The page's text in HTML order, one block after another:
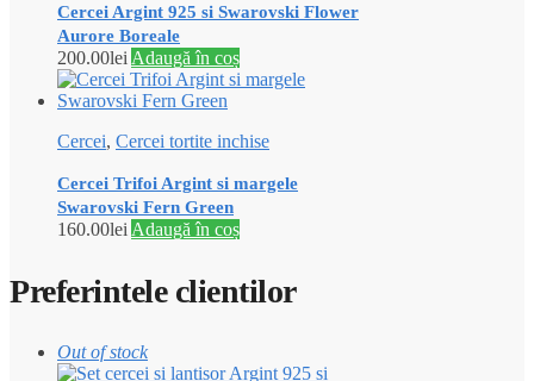
Cercei Argint 925 si Swarovski Flower
Aurore Boreale
200.00lei Adaugă în coș
Cercei, Cercei tortite inchise
Cercei Trifoi Argint si margele
Swarovski Fern Green
160.00lei Adaugă în coș
Preferintele clientilor
Out of stock